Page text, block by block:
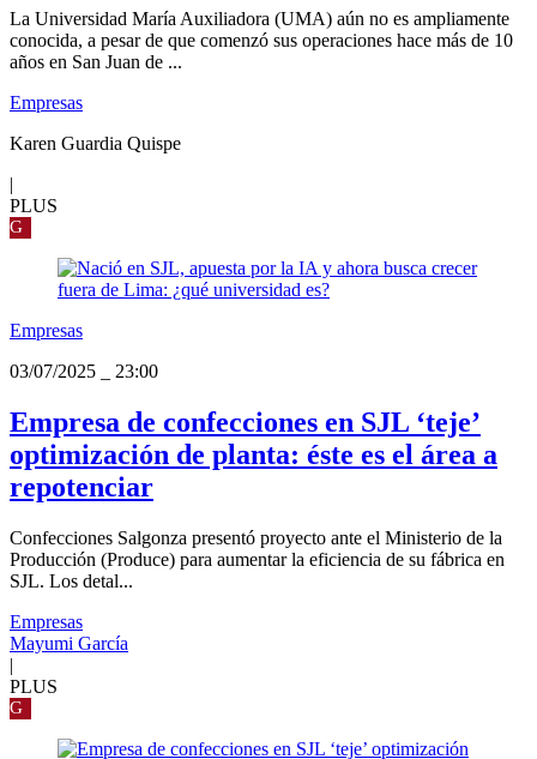
La Universidad María Auxiliadora (UMA) aún no es ampliamente
conocida, a pesar de que comenzó sus operaciones hace más de 10
años en San Juan de ...
Empresas
Karen Guardia Quispe
|
PLUS
G
Empresas
03/07/2025
23:00
Empresa de confecciones en SJL ‘teje’
optimización de planta: éste es el área a
repotenciar
Confecciones Salgonza presentó proyecto ante el Ministerio de la
Producción (Produce) para aumentar la eficiencia de su fábrica en
SJL. Los detal...
Empresas
Mayumi García
|
PLUS
G